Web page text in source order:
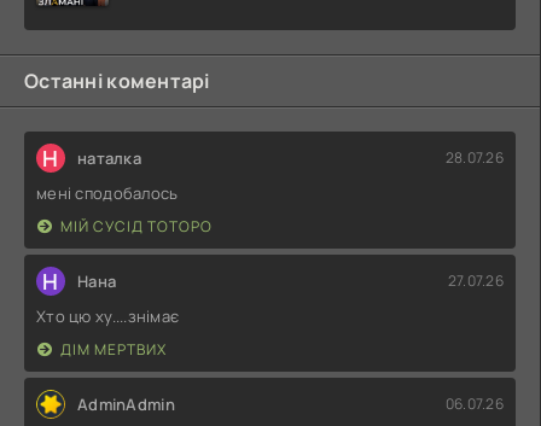
Останні коментарі
Н наталка 28.07.26
мені сподобалось
МІЙ СУСІД ТОТОРО
Н Нана 27.07.26
Хто цю ху....знімає
ДІМ МЕРТВИХ
AdminAdmin 06.07.26